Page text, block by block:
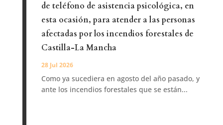
de teléfono de asistencia psicológica, en
esta ocasión, para atender a las personas
afectadas por los incendios forestales de
Castilla-La Mancha
28 Jul 2026
Como ya sucediera en agosto del año pasado, y
ante los incendios forestales que se están...